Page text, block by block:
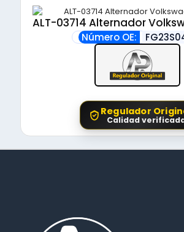
ALT-03714 Alternador
Número OE:
Regulador
Calidad